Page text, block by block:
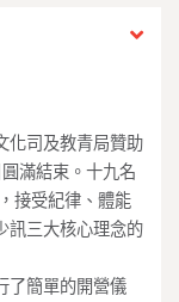
化司及教青局贊助
滿結束。十九名
接受紀律、體能
訊三大核心理念的
了簡單的開營儀